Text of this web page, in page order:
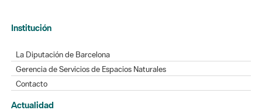
Institución
La Diputación de Barcelona
Gerencia de Servicios de Espacios Naturales
Contacto
Actualidad